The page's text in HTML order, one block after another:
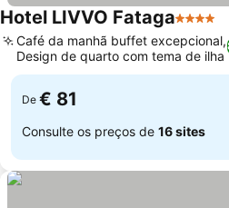
Hotel LIVVO Fataga4
Café da manhã buffet excepcional,
Design de quarto com tema de ilha
De € 81
Consulte os preços de 16 sites